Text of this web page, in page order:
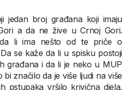
jedan broj građana koji imaju
a da ne žive u Crnoj Gori.
li ima nešto od te priče o
se kaže da li u spisku postoji
građana i da li je neko u MUP
značilo da je više ljudi na više
pstupaka vršilo krivična djela.